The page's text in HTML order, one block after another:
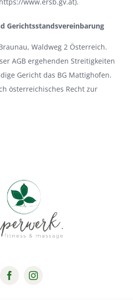
Gerichtsstandsvereinbarung
Waldweg 2 Österreich.
AGB ergehenden Streitigkeiten
Gericht das BG Mattighofen.
österreichisches Recht zur